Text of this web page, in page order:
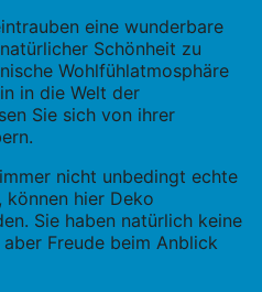
eine wunderbare
Schönheit zu
Wohlfühlatmosphäre
in die Welt der
Sie sich von ihrer
nicht unbedingt echte
können hier Deko
Sie haben natürlich keine
Freude beim Anblick